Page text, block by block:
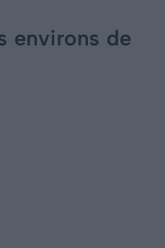
environs de